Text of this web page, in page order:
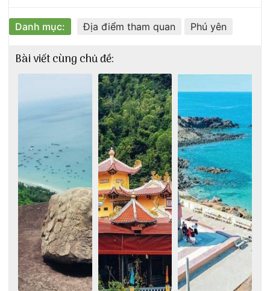
Danh mục: Địa điểm tham quan Phú yên
Bài viết cùng chủ đề: